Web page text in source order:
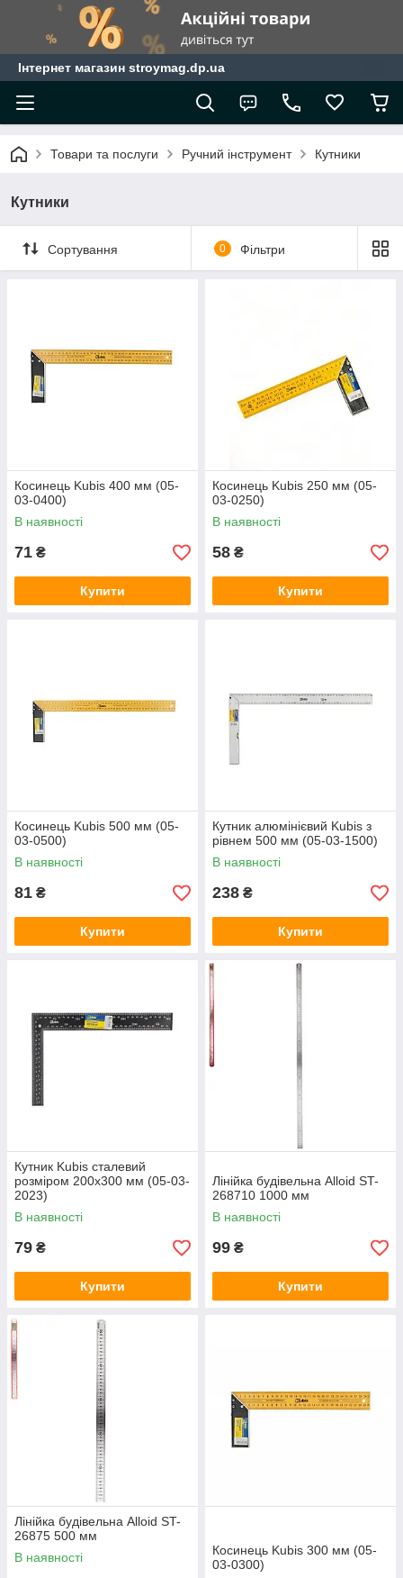
Інтернет магазин stroymag.dp.ua
Товари та послуги Ручний інструмент Кутники
Кутники
Сортування 0 Фільтри
Косинець Kubis 400 мм (05-
03-0400)
В наявності
71 ₴
Купити
Косинець Kubis 250 мм (05-
03-0250)
В наявності
58 ₴
Купити
Косинець Kubis 500 мм (05-
03-0500)
В наявності
81 ₴
Купити
Кутник алюмінієвий Kubis з
рівнем 500 мм (05-03-1500)
В наявності
238 ₴
Купити
Кутник Kubis сталевий
розміром 200х300 мм (05-03-
2023)
В наявності
79 ₴
Купити
Лінійка будівельна Alloid ST-
268710 1000 мм
В наявності
99 ₴
Купити
Лінійка будівельна Alloid ST-
26875 500 мм
В наявності
Косинець Kubis 300 мм (05-
03-0300)